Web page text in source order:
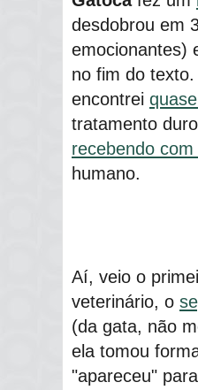
desdobrou em
emocionantes)
no fim do
encontrei
tratamento
recebendo
humano.
Aí, veio o
veterinário, o
(da gata, não
ela tomou
"apareceu"